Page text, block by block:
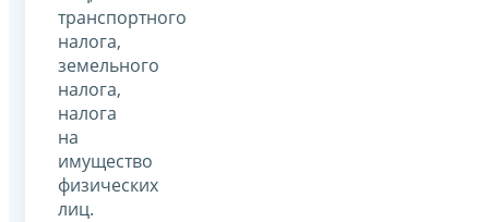
транспортного
налога,
земельного
налога,
налога
на
имущество
физических
лиц.